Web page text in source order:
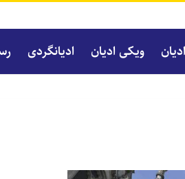
ویکی ادیان ادیانگردی